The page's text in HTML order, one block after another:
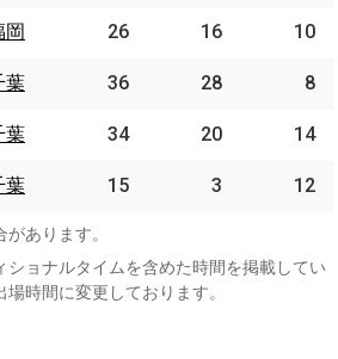
岡 26 16 10
葉 36 28 8
葉 34 20 14
葉 15 3 12
岡
葉
葉
葉
あります。
ョナルタイムを含めた時間を掲載してい
時間に変更しております。